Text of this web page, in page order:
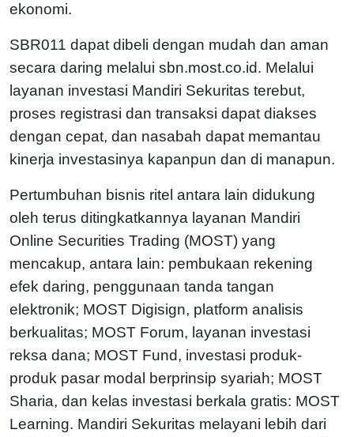
ekonomi.
SBR011 dapat dibeli dengan mudah dan aman
secara daring melalui sbn.most.co.id. Melalui
layanan investasi Mandiri Sekuritas terebut,
proses registrasi dan transaksi dapat diakses
dengan cepat, dan nasabah dapat memantau
kinerja investasinya kapanpun dan di manapun.
Pertumbuhan bisnis ritel antara lain didukung
oleh terus ditingkatkannya layanan Mandiri
Online Securities Trading (MOST) yang
mencakup, antara lain: pembukaan rekening
efek daring, penggunaan tanda tangan
elektronik; MOST Digisign, platform analisis
berkualitas; MOST Forum, layanan investasi
reksa dana; MOST Fund, investasi produk-
produk pasar modal berprinsip syariah; MOST
Sharia, dan kelas investasi berkala gratis: MOST
Learning. Mandiri Sekuritas melayani lebih dari